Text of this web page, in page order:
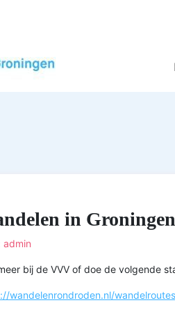
in Groningen
admin
bij de VVV of doe de volgende
wandelenrondroden.nl/